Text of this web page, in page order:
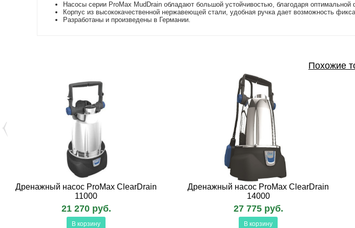
Насосы серии ProMax MudDrain обладают большой устойчивостью, благодаря оптимальной
Корпус из высококачественной нержавеющей стали, удобная ручка дает возможность
Разработаны и произведены в Германии.
Похожие
Дренажный насос ProMax ClearDrain
11000
21 270 руб.
В корзину
Дренажный насос ProMax ClearDrain
14000
27 775 руб.
В корзину